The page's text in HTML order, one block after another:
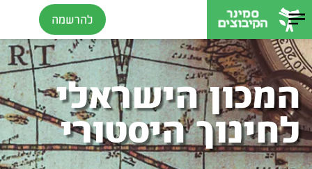
להרשמה
המכון הישראלי
לחינוך היסטורי